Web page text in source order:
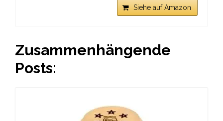
Siehe auf Amazon
Zusammenhängende
Posts: